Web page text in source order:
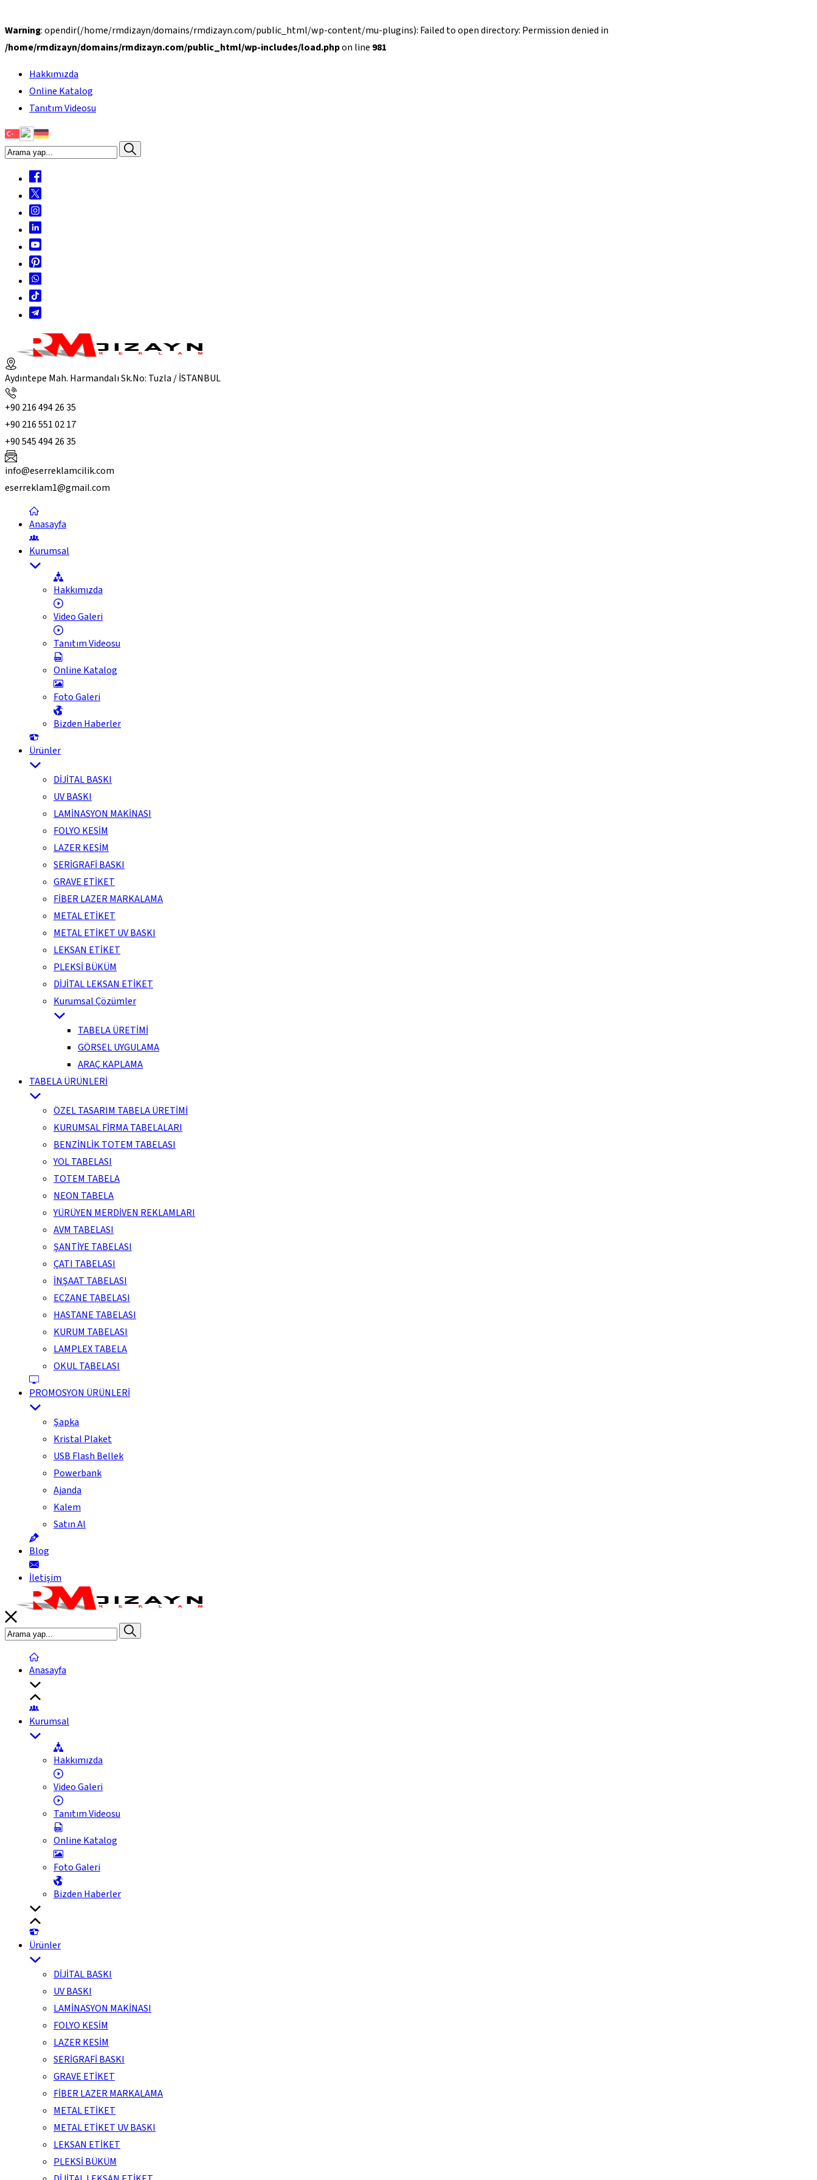
Warning: opendir(/home/rmdizayn/domains/rmdizayn.com/public_html/wp-content/mu-plugins): Failed to open directory: Permission denied in
/home/rmdizayn/domains/rmdizayn.com/public_html/wp-includes/load.phpon line 981
Hakkımızda
Online Katalog
Tanıtım Videosu
Aydıntepe Mah. Harmandalı Sk.No: Tuzla / İSTANBUL
+90 216 494 26 35
+90 216 551 02 17
+90 545 494 26 35
info@eserreklamcilik.com
eserreklam1@gmail.com
Anasayfa
Kurumsal
Hakkımızda
Video Galeri
Tanıtım Videosu
Online Katalog
Foto Galeri
Bizden Haberler
Ürünler
DİJİTAL BASKI
UV BASKI
LAMİNASYON MAKİNASI
FOLYO KESİM
LAZER KESİM
SERİGRAFİ BASKI
GRAVE ETİKET
FİBER LAZER MARKALAMA
METAL ETİKET
METAL ETİKET UV BASKI
LEKSAN ETİKET
PLEKSİ BÜKÜM
DİJİTAL LEKSAN ETİKET
Kurumsal Çözümler
TABELA ÜRETİMİ
GÖRSEL UYGULAMA
ARAÇ KAPLAMA
TABELA ÜRÜNLERİ
ÖZEL TASARIM TABELA ÜRETİMİ
KURUMSAL FİRMA TABELALARI
BENZİNLİK TOTEM TABELASI
YOL TABELASI
TOTEM TABELA
NEON TABELA
YÜRÜYEN MERDİVEN REKLAMLARI
AVM TABELASI
ŞANTİYE TABELASI
ÇATI TABELASI
İNŞAAT TABELASI
ECZANE TABELASI
HASTANE TABELASI
KURUM TABELASI
LAMPLEX TABELA
OKUL TABELASI
PROMOSYON ÜRÜNLERİ
Şapka
Kristal Plaket
USB Flash Bellek
Powerbank
Ajanda
Kalem
Satın Al
Blog
İletişim
Anasayfa
Kurumsal
Hakkımızda
Video Galeri
Tanıtım Videosu
Online Katalog
Foto Galeri
Bizden Haberler
Ürünler
DİJİTAL BASKI
UV BASKI
LAMİNASYON MAKİNASI
FOLYO KESİM
LAZER KESİM
SERİGRAFİ BASKI
GRAVE ETİKET
FİBER LAZER MARKALAMA
METAL ETİKET
METAL ETİKET UV BASKI
LEKSAN ETİKET
PLEKSİ BÜKÜM